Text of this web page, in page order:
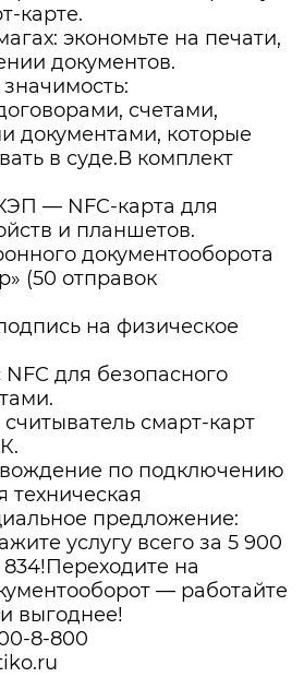
карте.
экономьте на печати,
документов.
счетами,
документами, которые
в суде.В комплект
— NFC-карта для
и планшетов.
документооборота
(50 отправок
на физическое
для безопасного
смарт-карт
по подключению
техническая
предложение:
услугу всего за 5 900
на
— работайте
выгоднее!
8-800